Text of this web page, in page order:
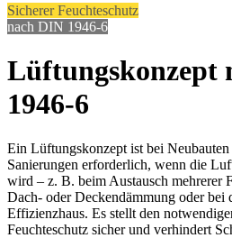
Sicherer Feuchteschutz
nach DIN 1946-6
Lüftungskonzept
1946-6
Ein Lüftungskonzept ist bei Neubauten
Sanierungen erforderlich, wenn die
wird – z. B. beim Austausch mehrerer
Dach- oder Deckendämmung oder bei
Effizienzhaus. Es stellt den
Feuchteschutz sicher und verhindert